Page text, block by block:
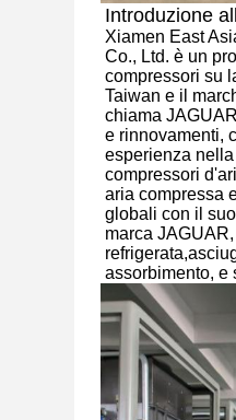
Introduzione
Xiamen East
Co., Ltd. è un
compressori su
Taiwan e il
chiama
e rinnovamenti,
esperienza
compressori
aria compressa
globali con il
marca
assorbimento, e